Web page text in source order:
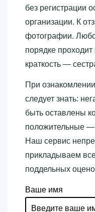
без регистрации
организации. К
фотографии.
порядке
краткость —
При
следует знать:
быть оставлены
положительные —
Наш сервис
прикладываем
поддельных
Ваше имя